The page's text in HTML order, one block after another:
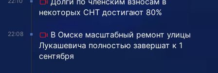
некоторых СНТ достигают 80%
22:08
В Омске масштабный ремонт улицы
Лукашевича полностью завершат к 1
сентября